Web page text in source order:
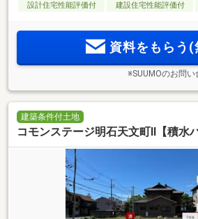
設計住宅性能評価付
建設住宅性能評価付
資料をもらう(
※SUUMOのお問
建築条件付土地
コモンステージ明石天文町Ⅱ【積水